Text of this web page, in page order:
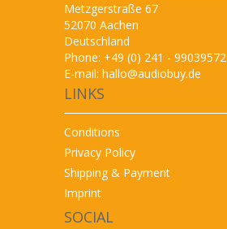
Metzgerstraße 67
52070 Aachen
Deutschland
Phone: +49 (0) 241 - 99039572
E-mail: hallo@audiobuy.de
LINKS
Conditions
Privacy Policy
Shipping & Payment
Imprint
SOCIAL